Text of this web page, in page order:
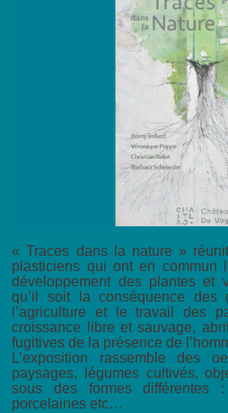
« Traces dans la nature »
plasticiens qui ont en commun
développement des plantes et
qu’il soit la conséquence des
l’agriculture et le travail des
croissance libre et sauvage,
fugitives de la présence de
L’exposition rassemble des
paysages, légumes cultivés,
sous des formes différentes :
porcelaines etc…